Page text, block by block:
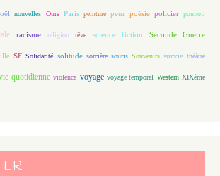
nouvelles Ours Paris peinture peur poésie policier pouvoir
racisme religion rêve science fiction Seconde Guerre
SF Solidarité solitude sorcière souris Souvenirs survie théâtre
quotidienne violence voyage voyage temporel Western XIXème